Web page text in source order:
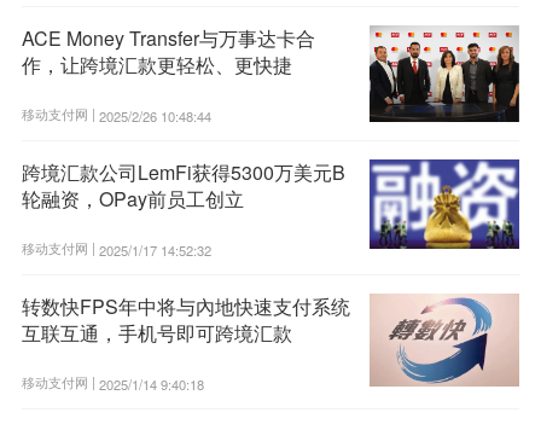
ACE Money Transfer与万事达卡合
作，让跨境汇款更轻松、更快捷
移动支付网 | 2025/2/26 10:48:44
跨境汇款公司LemFi获得5300万美元B
轮融资，OPay前员工创立
移动支付网 | 2025/1/17 14:52:32
转数快FPS年中将与內地快速支付系统
互联互通，手机号即可跨境汇款
移动支付网 | 2025/1/14 9:40:18